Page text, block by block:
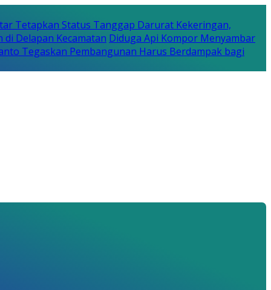
Tetapkan Status Tanggap Darurat Kekeringan,
Delapan Kecamatan Diduga Api Kompor Menyambar
Tegaskan Pembangunan Harus Berdampak bagi